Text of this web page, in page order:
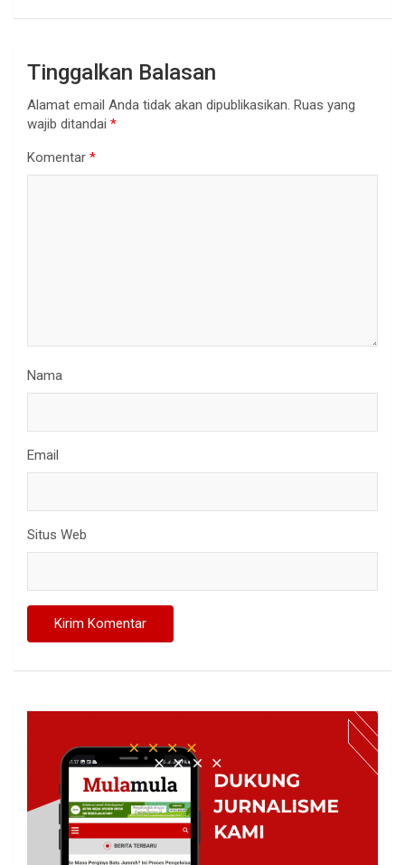
Tinggalkan Balasan
Alamat email Anda tidak akan dipublikasikan. Ruas yang
wajib ditandai *
Komentar *
Nama
Email
Situs Web